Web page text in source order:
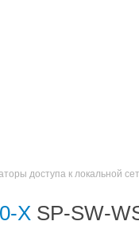
доступа к локальной
X SP-SW-